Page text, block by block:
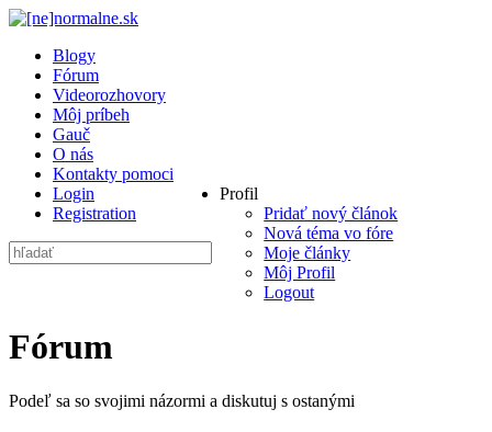
Blogy
Fórum
Videorozhovory
Môj príbeh
Gauč
O nás
Kontakty pomoci
Profil
Pridať nový článok
Nová téma vo fóre
Moje články
Môj Profil
Logout
Login
Registration
Fórum
Podeľ sa so svojimi názormi a diskutuj s ostanými